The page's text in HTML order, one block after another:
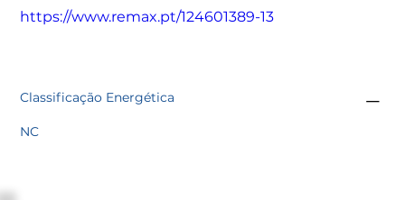
https://www.remax.pt/124601389-13
Classificação Energética
NC